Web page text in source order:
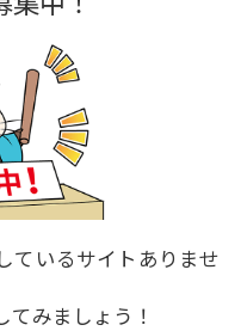
ているサイトありませ
みましょう！